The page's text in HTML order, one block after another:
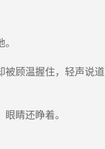
顾温握住，轻声说
睛还睁着。